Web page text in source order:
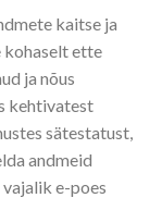
kaitse ja
ette
ja nõus
kehtivatest
sätestatust,
andmeid
vajalik e-poes